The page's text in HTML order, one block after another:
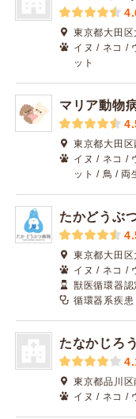
東京都大田
イヌ / ネコ /
ット
マリア動物
東京都大田
イヌ / ネコ /
ット / 鳥 / 両
たかどうぶ
東京都大田区
イヌ / ネコ /
獣医循環器認
循環器系疾
たなかじろ
東京都品川
イヌ / ネコ /